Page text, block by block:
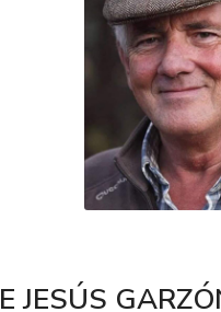
JESÚS